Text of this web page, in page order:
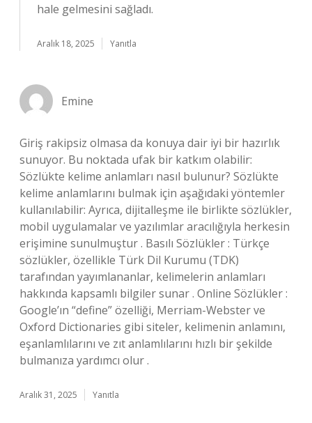
hale gelmesini sağladı.
Aralık 18, 2025 Yanıtla
Emine
Giriş rakipsiz olmasa da konuya dair iyi bir hazırlık
sunuyor. Bu noktada ufak bir katkım olabilir:
Sözlükte kelime anlamları nasıl bulunur? Sözlükte
kelime anlamlarını bulmak için aşağıdaki yöntemler
kullanılabilir: Ayrıca, dijitalleşme ile birlikte sözlükler,
mobil uygulamalar ve yazılımlar aracılığıyla herkesin
erişimine sunulmuştur . Basılı Sözlükler : Türkçe
sözlükler, özellikle Türk Dil Kurumu (TDK)
tarafından yayımlananlar, kelimelerin anlamları
hakkında kapsamlı bilgiler sunar . Online Sözlükler :
Google’ın “define” özelliği, Merriam-Webster ve
Oxford Dictionaries gibi siteler, kelimenin anlamını,
eşanlamlılarını ve zıt anlamlılarını hızlı bir şekilde
bulmanıza yardımcı olur .
Aralık 31, 2025 Yanıtla